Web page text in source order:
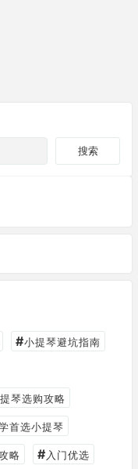
搜索
#小提琴避坑指南
琴选购攻略
首选小提琴
略 # 入门优选